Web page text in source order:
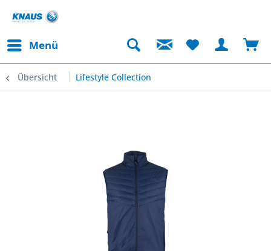
Menü
Übersicht Lifestyle Collection